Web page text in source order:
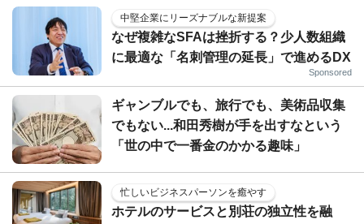
中堅企業にリーズナブルな新提案
なぜ複雑なSFAは挫折する？少人数組織
に最適な「名刺管理の延長」で進めるDX
Sponsored
ギャンブルでも、旅行でも、美術品収集
でもない...和田秀樹が手を出すなという
「世の中で一番金のかかる趣味」
忙しいビジネスパーソンを癒やす
ホテルのサービスと別荘の独立性を融